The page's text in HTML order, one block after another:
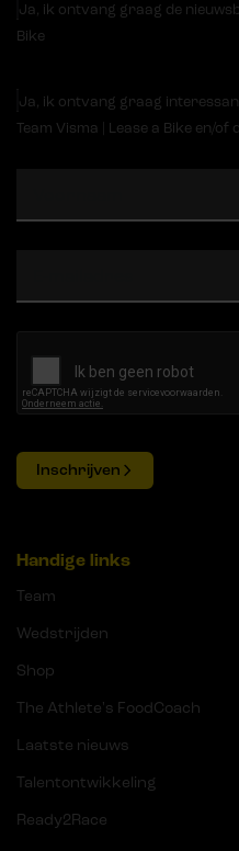
Ja, ik ontvang graag de
Bike
Ja, ik ontvang graag
Team Visma | Lease a Bike en/of
Inschrijven
Handige links
Team
Wedstrijden
Shop
The Athlete's FoodCoach
Laatste nieuws
Talentontwikkeling
Ready2Race